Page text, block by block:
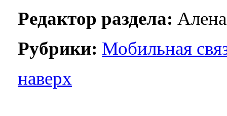
Редактор раздела:
Рубрики: Мобильная
наверх